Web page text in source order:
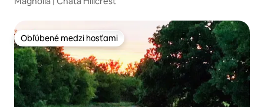
Obľúbené medzi hosťami
Obľúbené medzi hosťami